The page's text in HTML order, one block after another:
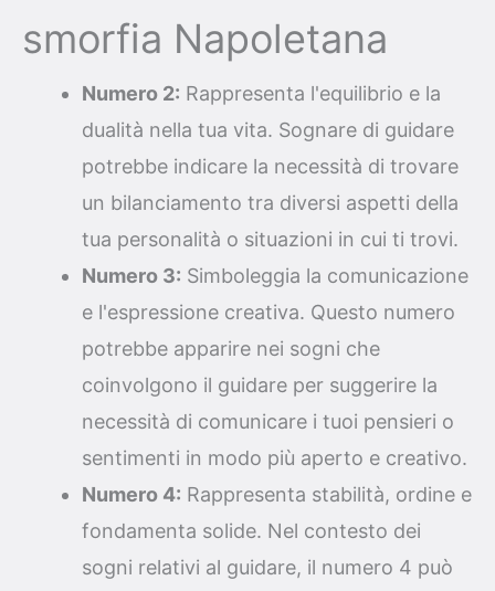
smorfia Napoletana
Numero 2: Rappresenta l'equilibrio e la
dualità nella tua vita. Sognare di guidare
potrebbe indicare la necessità di trovare
un bilanciamento tra diversi aspetti della
tua personalità o situazioni in cui ti trovi.
Numero 3: Simboleggia la comunicazione
e l'espressione creativa. Questo numero
potrebbe apparire nei sogni che
coinvolgono il guidare per suggerire la
necessità di comunicare i tuoi pensieri o
sentimenti in modo più aperto e creativo.
Numero 4: Rappresenta stabilità, ordine e
fondamenta solide. Nel contesto dei
sogni relativi al guidare, il numero 4 può